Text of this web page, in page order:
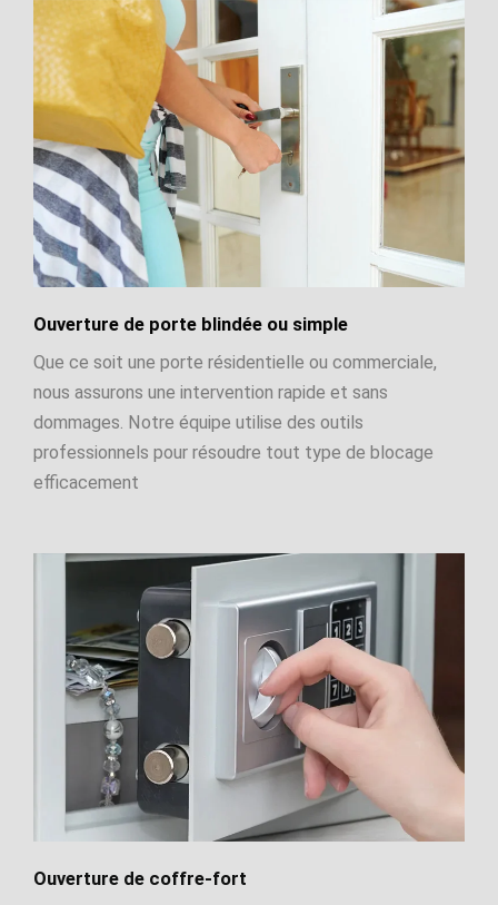
Ouverture de porte blindée ou simple
Que ce soit une porte résidentielle ou commerciale,
nous assurons une intervention rapide et sans
dommages. Notre équipe utilise des outils
professionnels pour résoudre tout type de blocage
efficacement
Ouverture de coffre-fort